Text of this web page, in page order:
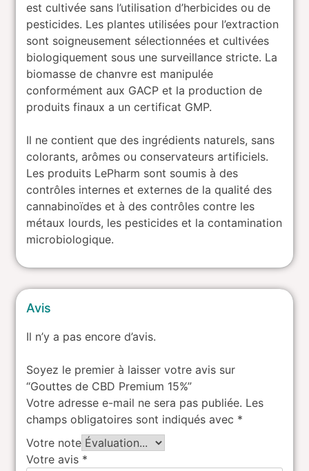
est cultivée sans l’utilisation d’herbicides ou de
pesticides. Les plantes utilisées pour l’extraction
sont soigneusement sélectionnées et cultivées
biologiquement sous une surveillance stricte. La
biomasse de chanvre est manipulée
conformément aux GACP et la production de
produits finaux a un certificat GMP.
Il ne contient que des ingrédients naturels, sans
colorants, arômes ou conservateurs artificiels.
Les produits LePharm sont soumis à des
contrôles internes et externes de la qualité des
cannabinoïdes et à des contrôles contre les
métaux lourds, les pesticides et la contamination
microbiologique.
Avis
Il n’y a pas encore d’avis.
Soyez le premier à laisser votre avis sur
“Gouttes de CBD Premium 15%”
Votre adresse e-mail ne sera pas publiée. Les
champs obligatoires sont indiqués avec *
Votre note
Votre avis *